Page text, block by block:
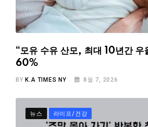
“모유 수유 산모, 최대 10년간 우
60%
BY K.A TIMES NY 8월 7, 2026
뉴스 라이프/건강